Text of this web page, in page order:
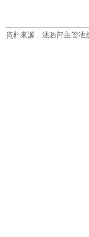
資料來源：法務部主管法